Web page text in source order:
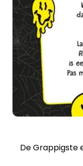
De Grappigste